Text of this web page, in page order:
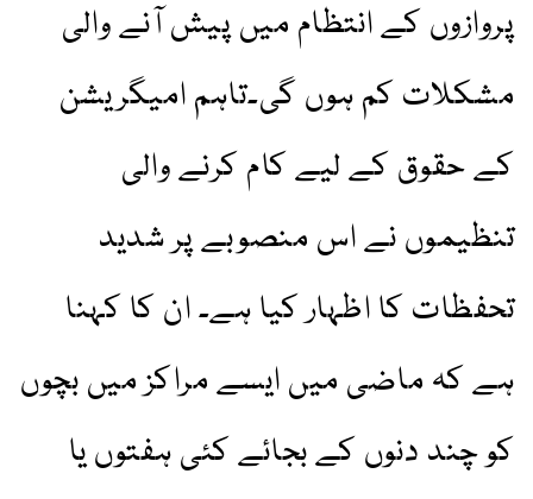
پروازوں کے انتظام میں پیش آنے والی
مشکلات کم ہوں گی۔تاہم امیگریشن
کے حقوق کے لیے کام کرنے والی
تنظیموں نے اس منصوبے پر شدید
تحفظات کا اظہار کیا ہے۔ ان کا کہنا
ہے کہ ماضی میں ایسے مراکز میں بچوں
کو چند دنوں کے بجائے کئی ہفتوں یا